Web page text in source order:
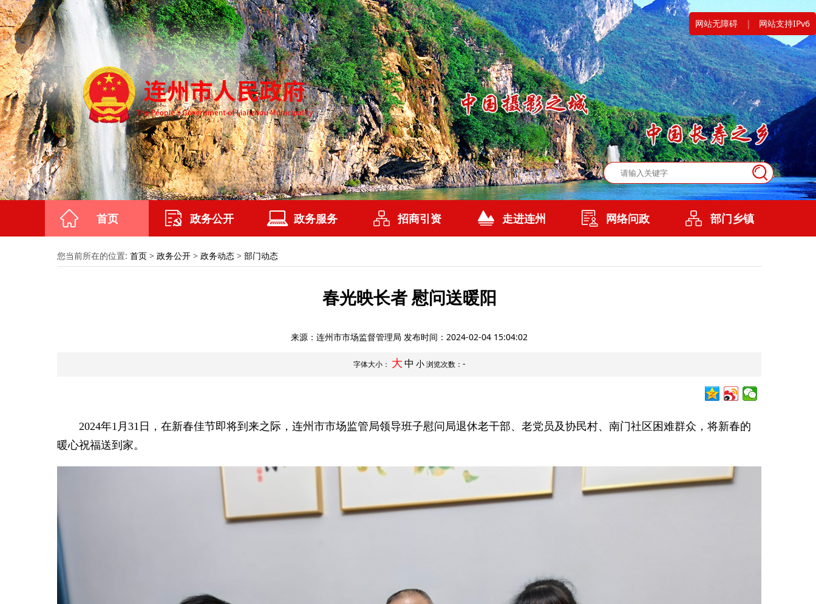
网站无障碍 | 网站支持IPv6
首页 政务公开 政务服务 招商引资 走进连州 网络问政 部门乡镇
您当前所在的位置: 首页 > 政务公开 > 政务动态 > 部门动态
春光映长者 慰问送暖阳
来源：连州市市场监督管理局 发布时间： 2024-02-04 15:04:02
字体大小： 大中 小浏览次数： -
2024年1月31日，在新春佳节即将到来之际，连州市市场监管局领导班子慰问局退休老干部、老党员及协民村、南门社区困难群众，将新春的
暖心祝福送到家。